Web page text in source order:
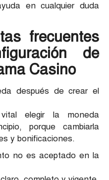
en cualquier duda
frecuentes
de
Casino
después de crear el
elegir la moneda
porque cambiarla
y bonificaciones.
no es aceptado en la